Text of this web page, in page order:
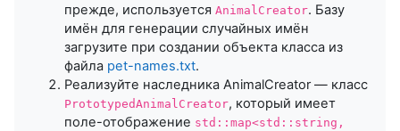
прежде, используется AnimalCreator. Базу
имён для генерации случайных имён
загрузите при создании объекта класса из
файла pet-names.txt.
Реализуйте наследника AnimalCreator — класс
PrototypedAnimalCreator, который имеет
поле-отображение std::map<std::string,